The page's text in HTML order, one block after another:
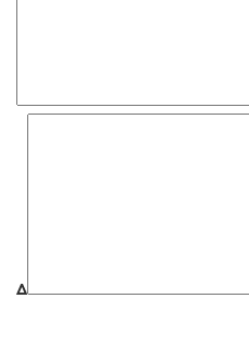
Δ